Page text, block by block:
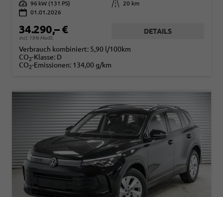
Leistung 96 kW (131 PS) Kilometerstand
20 km
01.01.2026
34.290,– €
incl. 19% MwSt.
DETAILS
Verbrauch kombiniert: 5,90 l/100km
CO2-Klasse: D
CO2-Emissionen: 134,00 g/km